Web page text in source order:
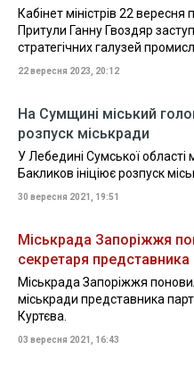
Кабінет міністрів 22
Притули Ганну Гвоздяр
стратегічних галузей
22 вересня 2023, 20:12
На Сумщині міський
розпуск міськради
У Лебедині Сумської
Бакликов ініціює розпуск
30 вересня 2021, 19:51
Міськрада Запоріжжя
секретаря представника
Міськрада Запоріжжя
міськради представника
Куртєва.
03 вересня 2021, 16:43